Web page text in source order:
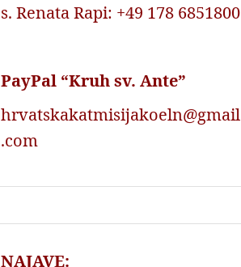
s. Renata Rapi: +49 178 6851800
PayPal “Kruh sv. Ante”
hrvatskakatmisijakoeln@gmail
.com
NAJAVE: